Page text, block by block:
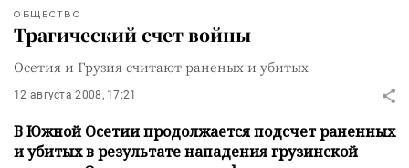
ОБЩЕСТВО
Трагический счет войны
Осетия и Грузия считают раненых и убитых
12 августа 2008, 17:21
В Южной Осетии продолжается подсчет раненных
и убитых в результате нападения грузинской